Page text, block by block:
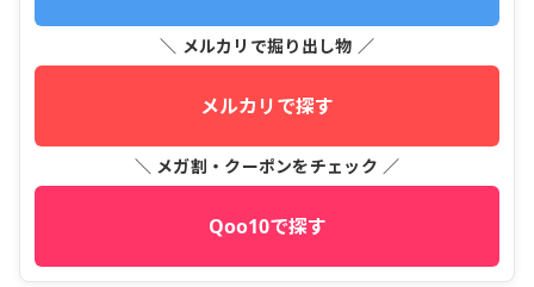
＼ メルカリで掘り出し物 ／
メルカリで探す
＼ メガ割・クーポンをチェック ／
Qoo10で探す